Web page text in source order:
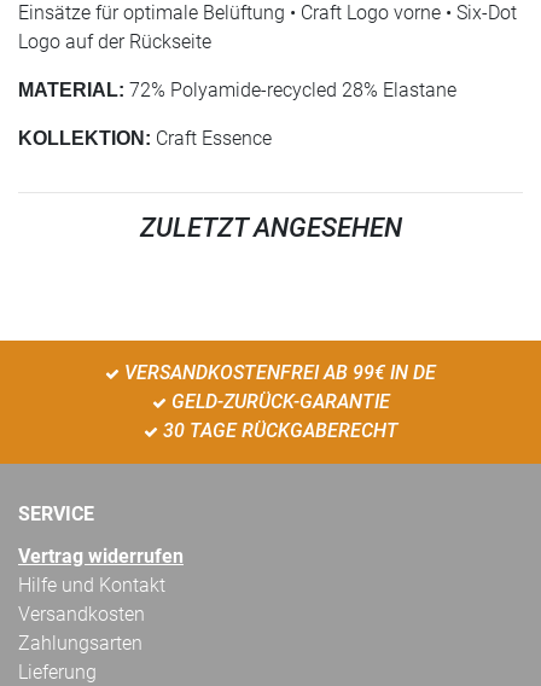
Einsätze für optimale Belüftung • Craft Logo vorne • Six-Dot
Logo auf der Rückseite
MATERIAL: 72% Polyamide-recycled 28% Elastane
KOLLEKTION: Craft Essence
ZULETZT ANGESEHEN
VERSANDKOSTENFREI AB 99€ IN DE
GELD-ZURÜCK-GARANTIE
30 TAGE RÜCKGABERECHT
SERVICE
Vertrag widerrufen
Hilfe und Kontakt
Versandkosten
Zahlungsarten
Lieferung